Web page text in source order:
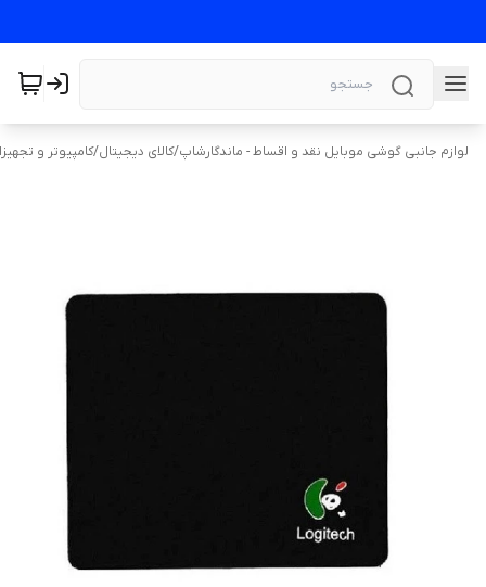
لوازم جانبی گوشی موبایل نقد و اقساط - ماندگارشاپ/کالای دیجیتال/کامپیوتر و